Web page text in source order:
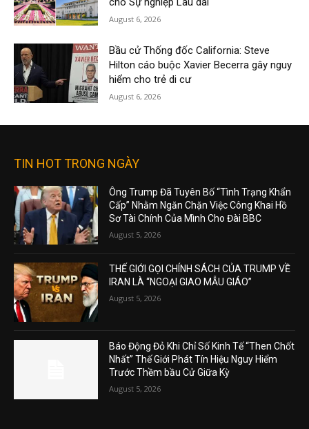
August 6, 2026
Bầu cử Thống đốc California: Steve
Hilton cáo buộc Xavier Becerra gây nguy
hiểm cho trẻ di cư
August 6, 2026
TIN HOT TRONG NGÀY
Ông Trump Đã Tuyên Bố “Tình Trạng Khẩn
Cấp” Nhằm Ngăn Chặn Việc Công Khai Hồ
Sơ Tài Chính Của Mình Cho Đài BBC
August 5, 2026
THẾ GIỚI GỌI CHÍNH SÁCH CỦA TRUMP VỀ
IRAN LÀ “NGOẠI GIAO MẪU GIÁO”
August 5, 2026
Báo Động Đỏ Khi Chỉ Số Kinh Tế “Then Chốt
Nhất” Thế Giới Phát Tín Hiệu Nguy Hiểm
Trước Thềm bầu Cử Giữa Kỳ
August 5, 2026